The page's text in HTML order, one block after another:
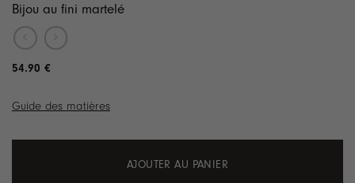
Bijou au fini martelé
54.90 €
Guide des matières
AJOUTER AU PANIER